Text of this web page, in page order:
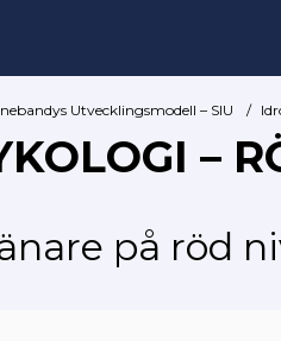
Utvecklingsmodell – SIU /
–
på röd